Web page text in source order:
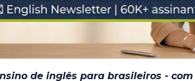
de inglês para brasileiros -